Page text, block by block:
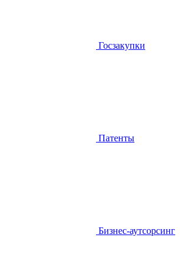
Госзакупки
Патенты
Бизнес-аутсорсинг